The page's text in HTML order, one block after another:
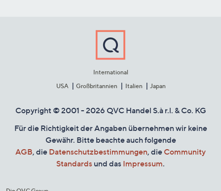
International
USA
Großbritannien Italien Japan
Copyright © 2001 - 2026 QVC Handel S.à r.l. & Co. KG
Für die Richtigkeit der Angaben übernehmen wir keine
Gewähr. Bitte beachte auch folgende
AGB, die Datenschutzbestimmungen, die Community
Standards und das Impressum.